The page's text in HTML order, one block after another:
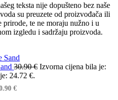
teksta nije dopušteno bez naše
su preuzete od proizvođača ili
prirode, te ne moraju nužno i u
izgledu i sadržaju proizvoda.
30.90€ Izvorna cijena bila je:
24.72 €.
€